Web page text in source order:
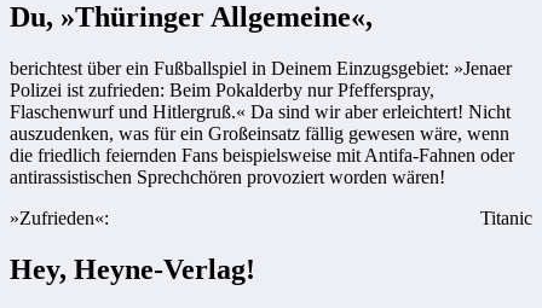
Du, »Thüringer Allgemeine«,
berichtest über ein Fußballspiel in Deinem Einzugsgebiet: »Jenaer
Polizei ist zufrieden: Beim Pokalderby nur Pfefferspray,
Flaschenwurf und Hitlergruß.« Da sind wir aber erleichtert! Nicht
auszudenken, was für ein Großeinsatz fällig gewesen wäre, wenn
die friedlich feiernden Fans beispielsweise mit Antifa-Fahnen oder
antirassistischen Sprechchören provoziert worden wären!
»Zufrieden«:
Titanic
Hey, Heyne-Verlag!